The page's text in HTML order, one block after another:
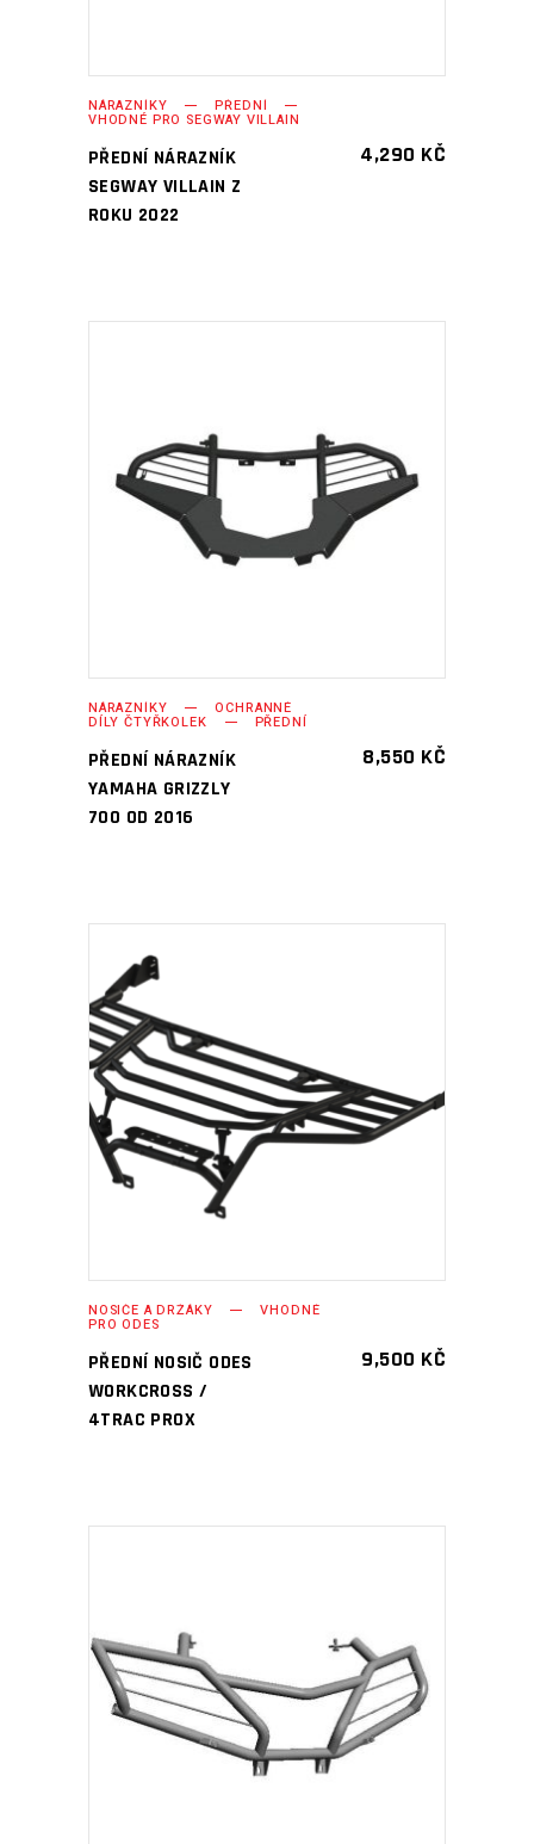
NÁRAZNÍKY PŘEDNÍ
VHODNÉ PRO SEGWAY VILLAIN
PŘEDNÍ NÁRAZNÍK
SEGWAY VILLAIN Z
ROKU 2022
4,290 KČ
PŘIDAT DO KOŠÍKU
NÁRAZNÍKY OCHRANNÉ
DÍLY ČTYŘKOLEK PŘEDNÍ
PŘEDNÍ NÁRAZNÍK
YAMAHA GRIZZLY
700 OD 2016
8,550 KČ
PŘIDAT DO KOŠÍKU
NOSIČE A DRŽÁKY VHODNÉ
PRO ODES
PŘEDNÍ NOSIČ ODES
WORKCROSS /
4TRAC PROX
9,500 KČ
PŘIDAT DO KOŠÍKU